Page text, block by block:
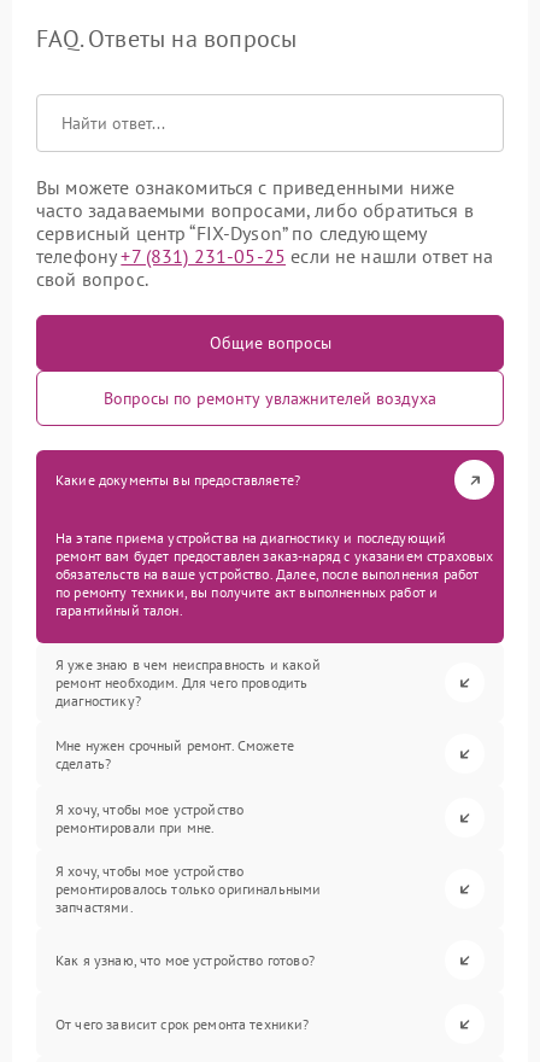
FAQ. Ответы на вопросы
Вы можете ознакомиться с приведенными ниже
часто задаваемыми вопросами, либо обратиться в
сервисный центр “FIX-Dyson” по следующему
телефону+7 (831) 231-05-25 если не нашли ответ на
свой вопрос.
Общие вопросы
Вопросы по ремонту увлажнителей воздуха
Какие документы вы предоставляете?
На этапе приема устройства на диагностику и последующий
ремонт вам будет предоставлен заказ-наряд с указанием страховых
обязательств на ваше устройство. Далее, после выполнения работ
по ремонту техники, вы получите акт выполненных работ и
гарантийный талон.
Я уже знаю в чем неисправность и какой
ремонт необходим. Для чего проводить
диагностику?
Мне нужен срочный ремонт. Сможете
сделать?
Я хочу, чтобы мое устройство
ремонтировали при мне.
Я хочу, чтобы мое устройство
ремонтировалось только оригинальными
запчастями.
Как я узнаю, что мое устройство готово?
От чего зависит срок ремонта техники?